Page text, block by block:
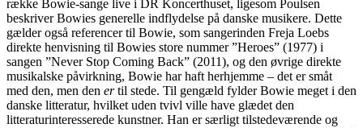
række Bowie-sange live i DR Koncerthuset, ligesom Poulsen
beskriver Bowies generelle indflydelse på danske musikere. Dette
gælder også referencer til Bowie, som sangerinden Freja Loebs
direkte henvisning til Bowies store nummer ”Heroes” (1977) i
sangen ”Never Stop Coming Back” (2011), og den øvrige direkte
musikalske påvirkning, Bowie har haft herhjemme – det er småt
med den, men den ertil stede. Til gengæld fylder Bowie meget i den
danske litteratur, hvilket uden tvivl ville have glædet den
litteraturinteresserede kunstner. Han er særligt tilstedeværende og